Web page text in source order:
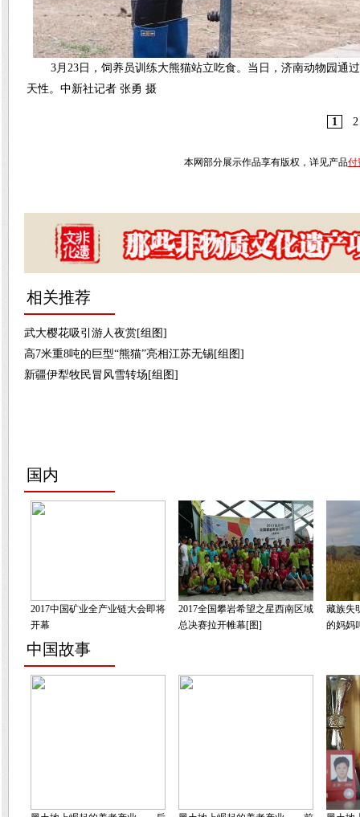
3月23日，饲养员训练大熊猫站立吃食。当日，济南动物园通
天性。中新社记者 张勇 摄
1 2
本网部分展示作品享有版权，详见产品付
相关推荐
武大樱花吸引游人夜赏[组图]
高7米重8吨的巨型“熊猫”亮相江苏无锡[组图]
新疆伊犁牧民冒风雪转场[组图]